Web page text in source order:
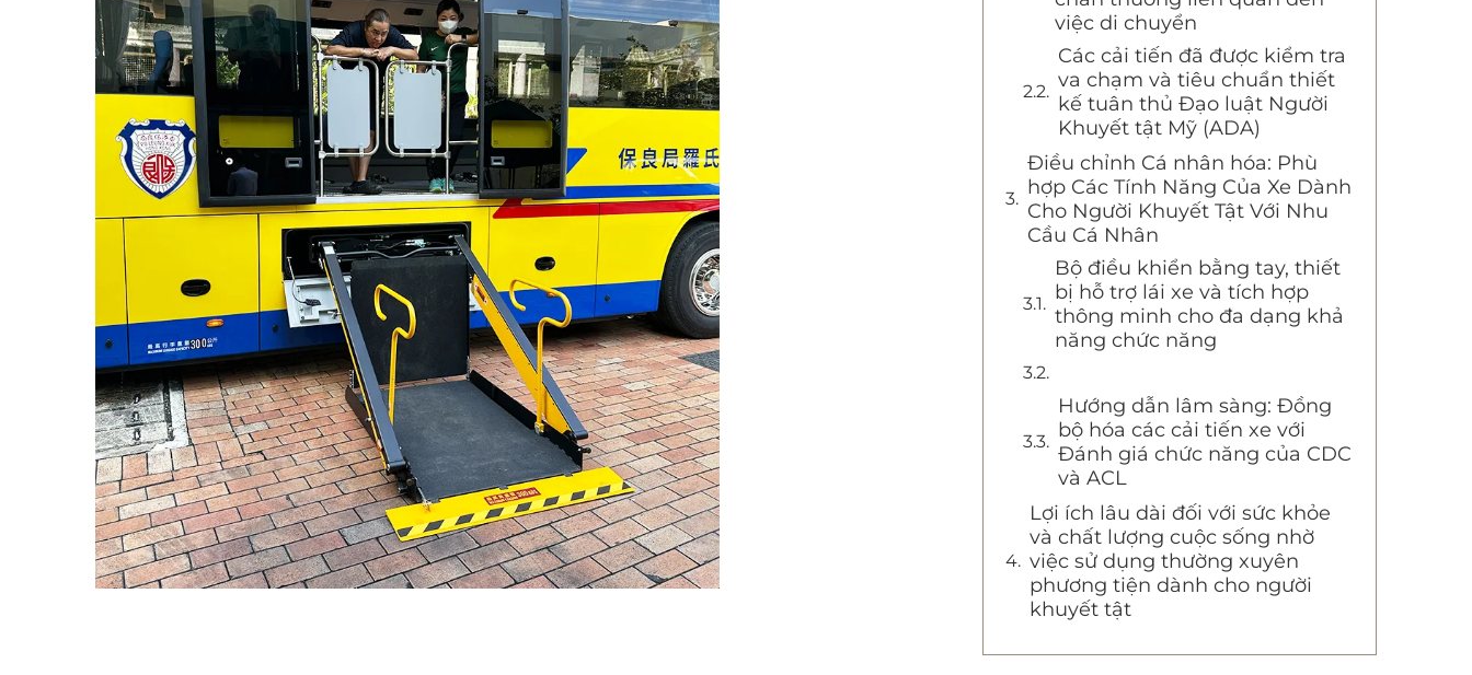
việc di chuyển
Các cải tiến đã được kiểm tra
va chạm và tiêu chuẩn thiết
kế tuân thủ Đạo luật Người
Khuyết tật Mỹ (ADA)
Điều chỉnh Cá nhân hóa: Phù
hợp Các Tính Năng Của Xe Dành
Cho Người Khuyết Tật Với Nhu
Cầu Cá Nhân
Bộ điều khiển bằng tay, thiết
bị hỗ trợ lái xe và tích hợp
thông minh cho đa dạng khả
năng chức năng
Hướng dẫn lâm sàng: Đồng
bộ hóa các cải tiến xe với
Đánh giá chức năng của CDC
và ACL
Lợi ích lâu dài đối với sức khỏe
và chất lượng cuộc sống nhờ
việc sử dụng thường xuyên
phương tiện dành cho người
khuyết tật